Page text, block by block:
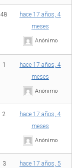
48
hace 17 años, 4
meses
Anónimo
1
hace 17 años, 4
meses
Anónimo
2
hace 17 años, 4
meses
Anónimo
3
hace 17 años, 5